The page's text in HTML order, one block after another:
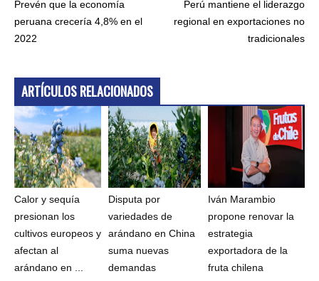
Prevén que la economía
peruana crecería 4,8% en el
2022
Perú mantiene el liderazgo
regional en exportaciones no
tradicionales
ARTÍCULOS RELACIONADOS
Calor y sequía
presionan los
cultivos europeos y
afectan al
arándano en ...
Disputa por
variedades de
arándano en China
suma nuevas
demandas
Iván Marambio
propone renovar la
estrategia
exportadora de la
fruta chilena